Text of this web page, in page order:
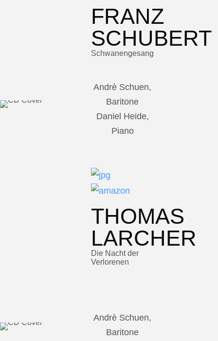
FRANZ
SCHUBERT
Schwanengesang
Andrè Schuen,
Baritone
Daniel Heide,
Piano
THOMAS
LARCHER
Die Nacht der
Verlorenen
Andrè Schuen,
Baritone